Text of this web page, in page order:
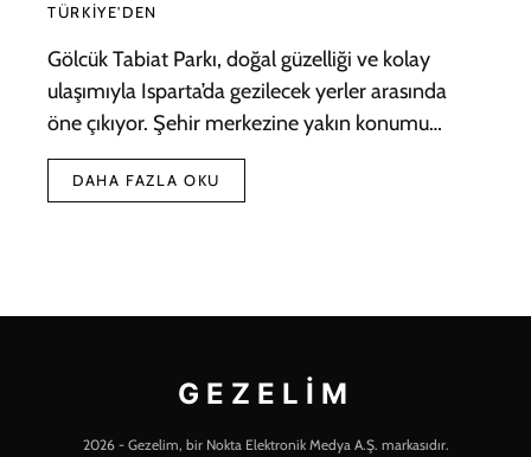
TÜRKIYE'DEN
Gölcük Tabiat Parkı, doğal güzelliği ve kolay
ulaşımıyla Isparta’da gezilecek yerler arasında
öne çıkıyor. Şehir merkezine yakın konumu…
DAHA FAZLA OKU
GEZELIM
2026 - Gezelim, bir Nokta Elektronik Medya A.Ş. markasıdır.